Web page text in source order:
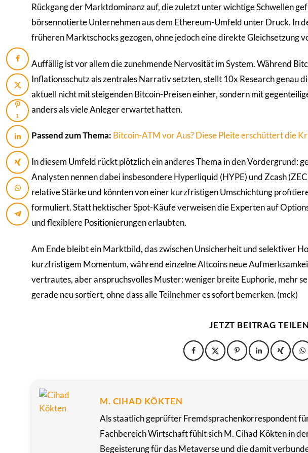
Rückgang der Marktdominanz auf, die zuletzt unter wichtige Schwellen
börsennotierte Unternehmen aus dem Ethereum-Umfeld unter Druck. In
früheren Marktschocks gezogen, ohne jedoch eine direkte Gleichsetzung
Auffällig ist vor allem die zunehmende Nervosität im System. Während
Inflationsschutz als zentrales Narrativ setzten, stellt 10x Research genau
aktuell nicht mit steigenden Bitcoin-Preisen einher, sondern mit
anders als viele Anleger erwartet hatten.
Passend zum Thema: Bitcoin-ATM vor Aus? Diese Pleite erschüttert die
In diesem Umfeld rückt plötzlich ein anderes Thema in den Vordergrund:
Analysten nennen dabei insbesondere Hyperliquid (HYPE) und Zcash
relative Stärke und könnten von einer kurzfristigen Umschichtung
formuliert. Statt hektischer Spot-Käufe verweisen die Experten auf
und flexiblere Positionierungen erlaubten.
Am Ende bleibt ein Marktbild, das zwischen Unsicherheit und selektiver
kurzfristigem Momentum, während einzelne Altcoins neue
vertrautes, aber anspruchsvolles Muster: weniger breite Euphorie, mehr
gerade neu sortiert, ohne dass alle Teilnehmer es sofort bemerken. (mck)
JETZT BEITRAG TEILEN
M. CIHAD KÖKTEN
Als staatlich geprüfter Fremdsprachenkorrespondent
Fachbereich Wirtschaft fühlt sich M. Cihad Kökten in
Begeisterung für das Metaverse und die damit
1